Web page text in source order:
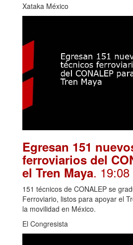
Xataka México
Egresan 151
ferroviarios del
el Tren Maya. 19:08
151 técnicos de CONALEP se
Ferroviario, listos para apoyar el
la movilidad en México.
El Congresista